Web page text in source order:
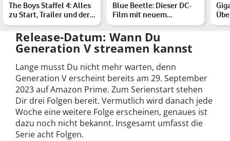
The Boys Staffel 4: Alles
zu Start, Trailer und der
möglichen Han…
Blue Beetle: Dieser DC-
Film mit neuem
Superhelden fliegt ins
Kino
Release-Datum: Wann Du
Generation V streamen kannst
Lange musst Du nicht mehr warten, denn
Generation V erscheint bereits am 29. September
2023 auf Amazon Prime. Zum Serienstart stehen
Dir drei Folgen bereit. Vermutlich wird danach jede
Woche eine weitere Folge erscheinen, genaues ist
dazu noch nicht bekannt. Insgesamt umfasst die
Serie acht Folgen.